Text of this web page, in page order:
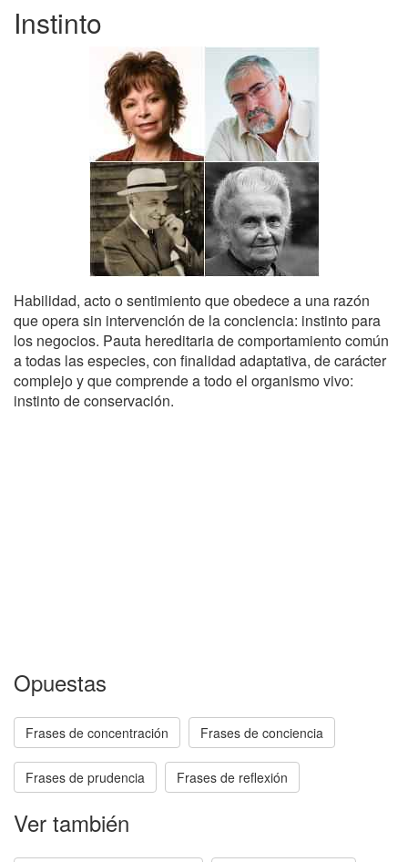
Instinto
Habilidad, acto o sentimiento que obedece a una razón
que opera sin intervención de la conciencia: instinto para
los negocios. Pauta hereditaria de comportamiento común
a todas las especies, con finalidad adaptativa, de carácter
complejo y que comprende a todo el organismo vivo:
instinto de conservación.
Opuestas
Frases de concentración Frases de conciencia
Frases de prudencia Frases de reflexión
Ver también